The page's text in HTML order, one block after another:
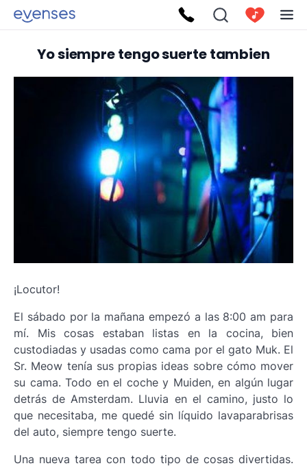
Yo siempre tengo suerte tambien
¡Locutor!
El sábado por la mañana empezó a las 8:00 am para
mí. Mis cosas estaban listas en la cocina, bien
custodiadas y usadas como cama por el gato Muk. El
Sr. Meow tenía sus propias ideas sobre cómo mover
su cama. Todo en el coche y Muiden, en algún lugar
detrás de Amsterdam. Lluvia en el camino, justo lo
que necesitaba, me quedé sin líquido lavaparabrisas
del auto, siempre tengo suerte.
Una nueva tarea con todo tipo de cosas divertidas.